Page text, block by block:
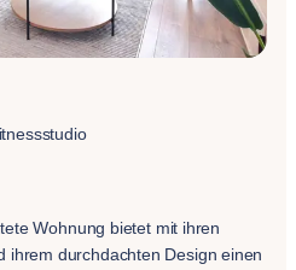
Wohnung bietet mit ihren
ihrem durchdachten Design einen